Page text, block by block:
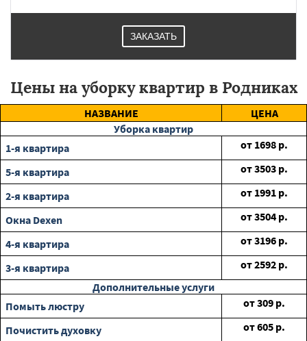
ЗАКАЗАТЬ
Цены на уборку квартир в Родниках
НАЗВАНИЕ
ЦЕНА
Уборка квартир
1-я квартира
от 1698 р.
5-я квартира
от3503 р.
2-я квартира
от 1991 р.
Окна Dexen
от3504 р.
4-я квартира
от3196 р.
3-я квартира
от2592 р.
Дополнительные услуги
Помыть люстру
от309 р.
Почистить духовку
от605 р.